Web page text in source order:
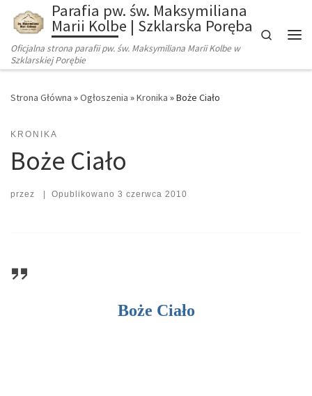
Parafia pw. św. Maksymiliana
Marii Kolbe | Szklarska Poręba
Oficjalna strona parafii pw. św. Maksymiliana Marii Kolbe w
Szklarskiej Porębie
Search
Strona Główna »Ogłoszenia »Kronika »Boże Ciało
KRONIKA
Boże Ciało
przez Opublikowano 3 czerwca 2010
Boże Ciało